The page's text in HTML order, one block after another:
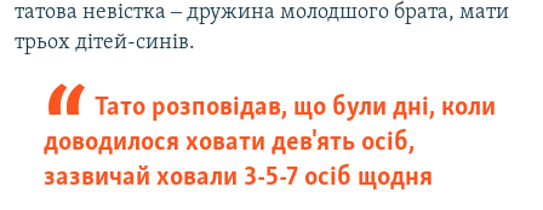
татова невістка ‒ дружина молодшого брата, мати
трьох дітей-синів.
Тато розповідав, що були дні, коли
доводилося ховати дев'ять осіб,
зазвичай ховали 3-5-7 осіб щодня